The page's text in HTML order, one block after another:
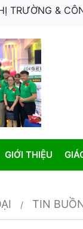
TRƯỜNG &
GIỚI THIỆU
TIN